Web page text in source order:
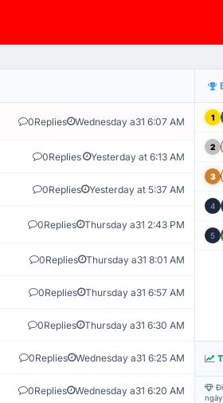
HỆ THỐNG GIÁM SÁT TỰ
0Replies Wednesday a31 6:07 AM
0Replies Yesterday at 6:13 AM
0Replies Yesterday at 5:37 AM
0Replies Thursday a31 2:43 PM
0Replies Thursday a31 8:01 AM
0Replies Thursday a31 6:57 AM
0Replies Thursday a31 6:30 AM
0Replies Wednesday a31 6:25 AM
0Replies Wednesday a31 6:20 AM
1
2
3
4
5